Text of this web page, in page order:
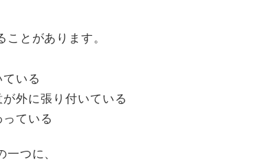
とがあります。
いる
外に張り付いている
ている
つに、